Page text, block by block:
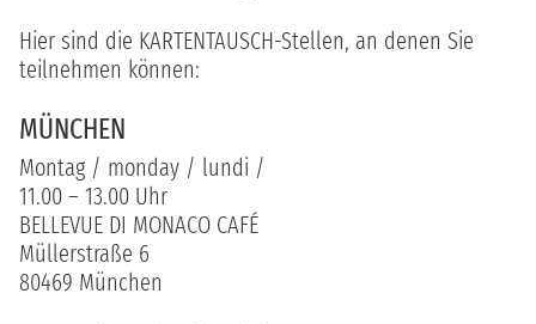
Hier sind die KARTENTAUSCH-Stellen, an denen Sie
teilnehmen können:
MÜNCHEN
Montag / monday / lundi /
11.00 – 13.00 Uhr
BELLEVUE DI MONACO CAFÉ
Müllerstraße 6
80469 München